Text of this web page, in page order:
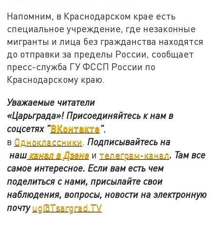
Напомним, в Краснодарском крае есть
специальное учреждение, где незаконные
мигранты и лица без гражданства находятся
до отправки за пределы России, сообщает
пресс-служба ГУ ФССП России по
Краснодарскому краю.
Уважаемые читатели
«Царьграда»! Присоединяйтесь к нам в
соцсетях "ВКонтакте",
в Одноклассники. Подписывайтесь на
нашканал в Дзене и телеграм-канал. Там все
самое интересное. Если вам есть чем
поделиться с нами, присылайте свои
наблюдения, вопросы, новости на электронную
почтуug@Tsargrad.TV